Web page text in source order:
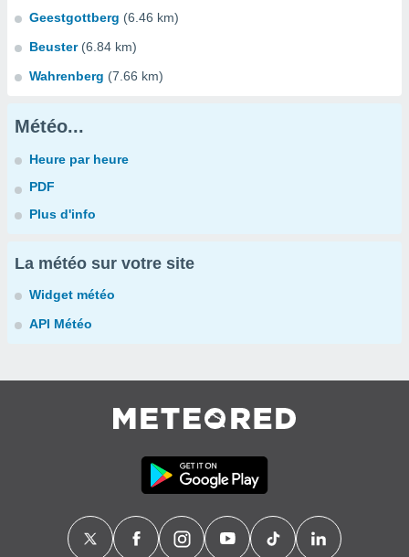
Geestgottberg (6.46 km)
Beuster (6.84 km)
Wahrenberg (7.66 km)
Météo...
Heure par heure
PDF
Plus d'info
La météo sur votre site
Widget météo
API Météo